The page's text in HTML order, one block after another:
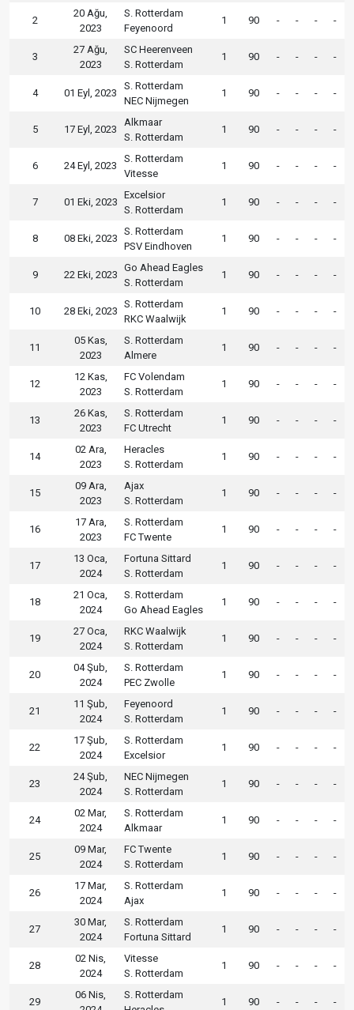
2
20 Ağu,
2023
S. Rotterdam
Feyenoord
1 90 - - - -
3
27 Ağu,
2023
SC Heerenveen
S. Rotterdam
1 90 - - - -
4 01 Eyl, 2023
S. Rotterdam
NEC Nijmegen
1 90 - - - -
5 17 Eyl, 2023
Alkmaar
S. Rotterdam
1 90 - - - -
6 24 Eyl, 2023
S. Rotterdam
Vitesse
1 90 - - - -
7 01 Eki, 2023
Excelsior
S. Rotterdam
1 90 - - - -
8 08 Eki, 2023
S. Rotterdam
PSV Eindhoven
1 90 - - - -
9 22 Eki, 2023
Go Ahead Eagles
S. Rotterdam
1 90 - - - -
10 28 Eki, 2023
S. Rotterdam
RKC Waalwijk
1 90 - - - -
11
05 Kas,
2023
S. Rotterdam
Almere
1 90 - - - -
12
12 Kas,
2023
FC Volendam
S. Rotterdam
1 90 - - - -
13
26 Kas,
2023
S. Rotterdam
FC Utrecht
1 90 - - - -
14
02 Ara,
2023
Heracles
S. Rotterdam
1 90 - - - -
15
09 Ara,
2023
Ajax
S. Rotterdam
1 90 - - - -
16
17 Ara,
2023
S. Rotterdam
FC Twente
1 90 - - - -
17
13 Oca,
2024
Fortuna Sittard
S. Rotterdam
1 90 - - - -
18
21 Oca,
2024
S. Rotterdam
Go Ahead Eagles
1 90 - - - -
19
27 Oca,
2024
RKC Waalwijk
S. Rotterdam
1 90 - - - -
20
04 Şub,
2024
S. Rotterdam
PEC Zwolle
1 90 - - - -
21
11 Şub,
2024
Feyenoord
S. Rotterdam
1 90 - - - -
22
17 Şub,
2024
S. Rotterdam
Excelsior
1 90 - - - -
23
24 Şub,
2024
NEC Nijmegen
S. Rotterdam
1 90 - - - -
24
02 Mar,
2024
S. Rotterdam
Alkmaar
1 90 - - - -
25
09 Mar,
2024
FC Twente
S. Rotterdam
1 90 - - - -
26
17 Mar,
2024
S. Rotterdam
Ajax
1 90 - - - -
27
30 Mar,
2024
S. Rotterdam
Fortuna Sittard
1 90 - - - -
28
02 Nis,
2024
Vitesse
S. Rotterdam
1 90 - - - -
29
06 Nis,
S. Rotterdam
1 90 - - - -